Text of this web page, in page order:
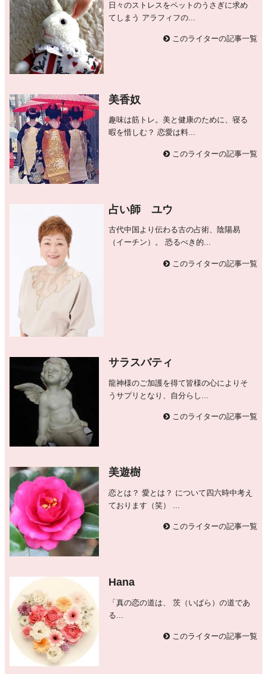
日々のストレスをペットのうさぎに求め
てしまう アラフィフの...
このライターの記事一覧
美香奴
趣味は筋トレ。美と健康のために、寝る
暇を惜しむ？ 恋愛は料...
このライターの記事一覧
占い師 ユウ
古代中国より伝わる古の占術、陰陽易
（イーチン）。 恐るべき的...
このライターの記事一覧
サラスバティ
龍神様のご加護を得て皆様の心によりそ
うサプリとなり、自分らし...
このライターの記事一覧
美遊樹
恋とは？ 愛とは？ について四六時中考え
ております（笑） ...
このライターの記事一覧
Hana
「真の恋の道は、 茨（いばら）の道であ
る...
このライターの記事一覧